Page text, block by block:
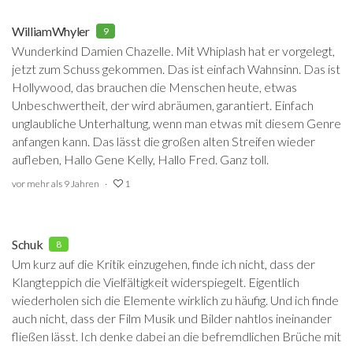
WilliamWhyler 9
Wunderkind Damien Chazelle. Mit Whiplash hat er vorgelegt,
jetzt zum Schuss gekommen. Das ist einfach Wahnsinn. Das ist
Hollywood, das brauchen die Menschen heute, etwas
Unbeschwertheit, der wird abräumen, garantiert. Einfach
unglaubliche Unterhaltung, wenn man etwas mit diesem Genre
anfangen kann. Das lässt die großen alten Streifen wieder
aufleben, Hallo Gene Kelly, Hallo Fred. Ganz toll.
vor mehr als 9 Jahren 1
Schuk 8
Um kurz auf die Kritik einzugehen, finde ich nicht, dass der
Klangteppich die Vielfältigkeit widerspiegelt. Eigentlich
wiederholen sich die Elemente wirklich zu häufig. Und ich finde
auch nicht, dass der Film Musik und Bilder nahtlos ineinander
fließen lässt. Ich denke dabei an die befremdlichen Brüche mit